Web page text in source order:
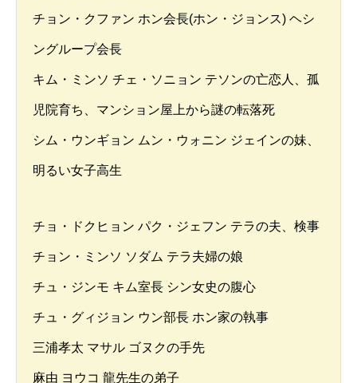
チョン・クファン ホン会長(ホン・ジョンス) ヘシ
ングループ会長
キム・ミンソ チェ・ソニョン テソンの亡恋人、孤
児院育ち、マンション屋上から謎の転落死
シム・ウンギョン ムン・ウォニン ジェインの妹、
明るい女子高生
チョ・ドクヒョン パク・ジェフン テラの夫、検事
チョン・ミンソ ソダム テラ夫婦の娘
チュ・ジンモ キム室長 シン女史の腹心
チュ・グィジョン ウン部長 ホン家の執事
三浦孝太 マサル ゴヌクの手先
麻由 ヨウコ 龍先生の弟子